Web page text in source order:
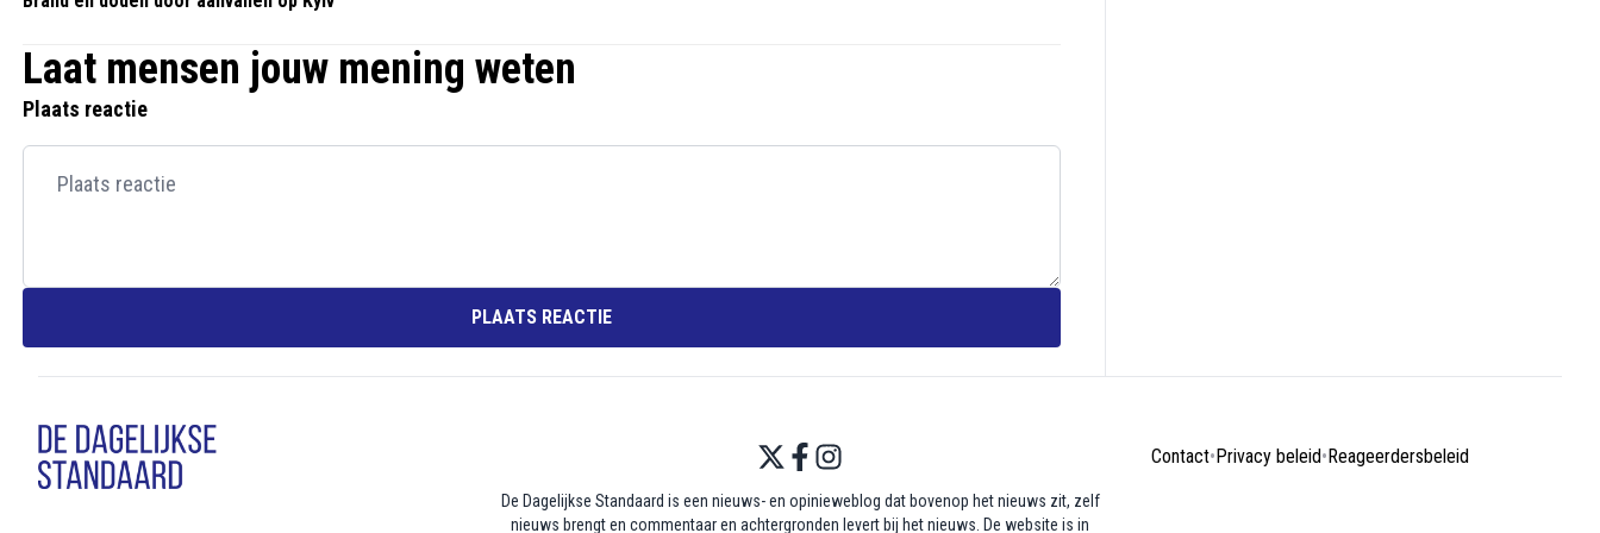
Laat mensen jouw mening weten
Plaats reactie
PLAATS REACTIE
Contact• Privacy beleid• Reageerdersbeleid
De Dagelijkse Standaard is een nieuws- en opinieweblog dat bovenop het nieuws zit, zelf
nieuws brengt en commentaar en achtergronden levert bij het nieuws. De website is in